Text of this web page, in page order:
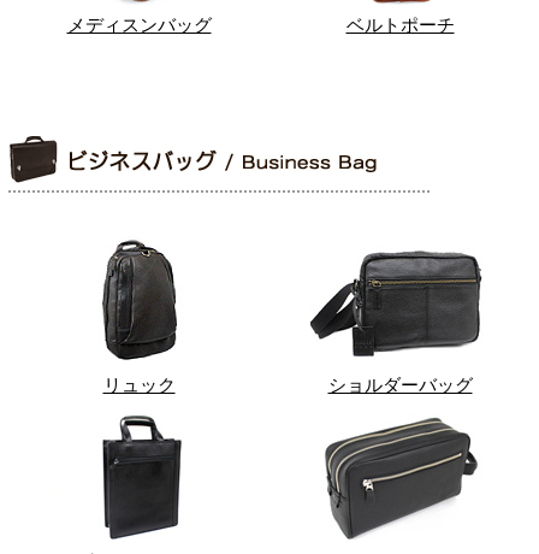
メディスンバッグ ベルトポーチ
リュック ショルダーバッグ